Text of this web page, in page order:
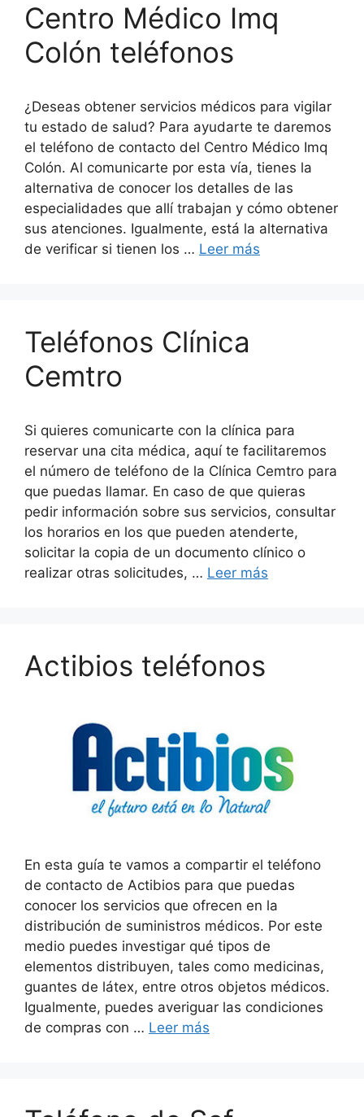
Centro Médico Imq
Colón teléfonos
¿Deseas obtener servicios médicos para vigilar
tu estado de salud? Para ayudarte te daremos
el teléfono de contacto del Centro Médico Imq
Colón. Al comunicarte por esta vía, tienes la
alternativa de conocer los detalles de las
especialidades que allí trabajan y cómo obtener
sus atenciones. Igualmente, está la alternativa
de verificar si tienen los … Leer más
Teléfonos Clínica
Cemtro
Si quieres comunicarte con la clínica para
reservar una cita médica, aquí te facilitaremos
el número de teléfono de la Clínica Cemtro para
que puedas llamar. En caso de que quieras
pedir información sobre sus servicios, consultar
los horarios en los que pueden atenderte,
solicitar la copia de un documento clínico o
realizar otras solicitudes, … Leer más
Actibios teléfonos
En esta guía te vamos a compartir el teléfono
de contacto de Actibios para que puedas
conocer los servicios que ofrecen en la
distribución de suministros médicos. Por este
medio puedes investigar qué tipos de
elementos distribuyen, tales como medicinas,
guantes de látex, entre otros objetos médicos.
Igualmente, puedes averiguar las condiciones
de compras con … Leer más